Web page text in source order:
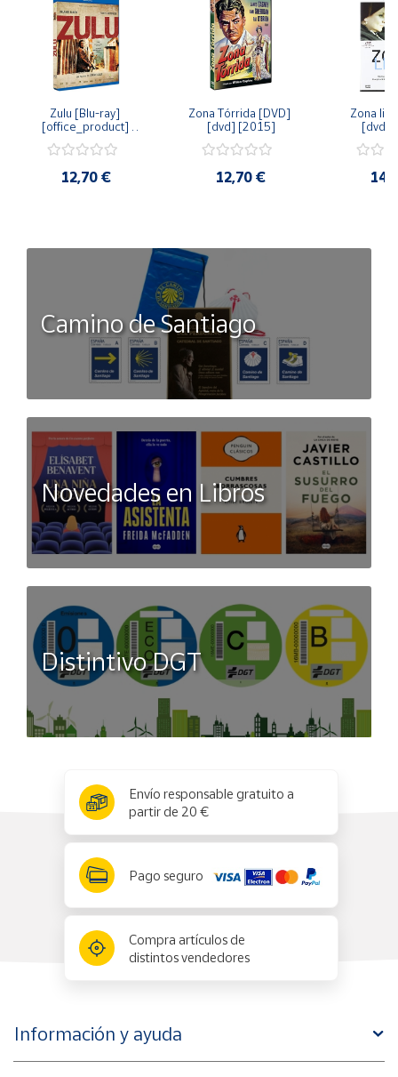
Zulu [Blu-ray]
[office_product]
12,70 €
Zona Tórrida [DVD]
[dvd] [2015]
12,70 €
Zona
[dvd]
Camino de Santiago
Novedades en Libros
Distintivo DGT
Envío responsable gratuito a
partir de 20 €
Pago seguro
Compra artículos de
distintos vendedores
Información y ayuda